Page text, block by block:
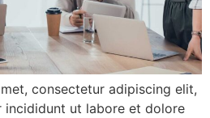
consectetur adipiscing elit,
incididunt ut labore et dolore